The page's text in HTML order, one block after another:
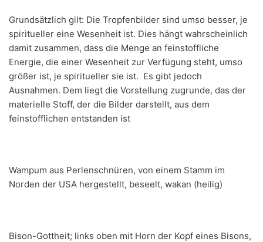
Grundsätzlich gilt: Die Tropfenbilder sind umso besser, je
spiritueller eine Wesenheit ist. Dies hängt wahrscheinlich
damit zusammen, dass die Menge an feinstoffliche
Energie, die einer Wesenheit zur Verfügung steht, umso
größer ist, je spiritueller sie ist. Es gibt jedoch
Ausnahmen. Dem liegt die Vorstellung zugrunde, das der
materielle Stoff, der die Bilder darstellt, aus dem
feinstofflichen entstanden ist
Wampum aus Perlenschnüren, von einem Stamm im
Norden der USA hergestellt, beseelt, wakan (heilig)
Bison-Gottheit; links oben mit Horn der Kopf eines Bisons,